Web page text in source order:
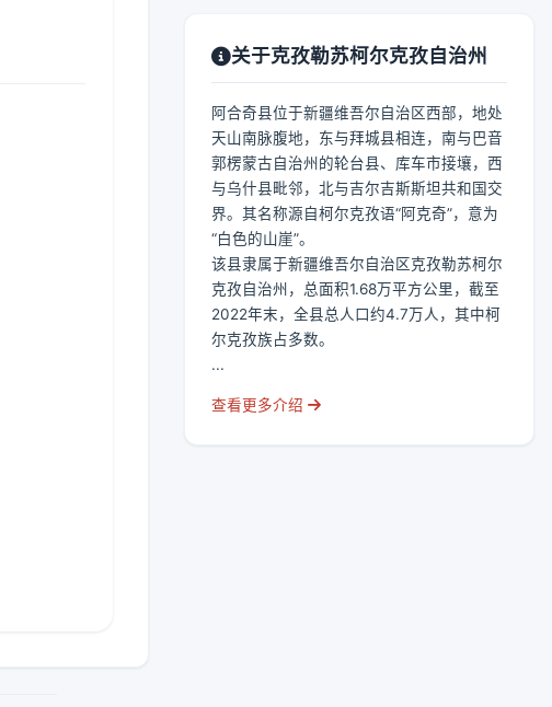
关于克孜勒苏柯尔克孜自治州
阿合奇县位于新疆维吾尔自治区西部，地处
天山南脉腹地，东与拜城县相连，南与巴音
郭楞蒙古自治州的轮台县、库车市接壤，西
与乌什县毗邻，北与吉尔吉斯斯坦共和国交
界。其名称源自柯尔克孜语“阿克奇”，意为
“白色的山崖”。
该县隶属于新疆维吾尔自治区克孜勒苏柯尔
克孜自治州，总面积1.68万平方公里，截至
2022年末，全县总人口约4.7万人，其中柯
尔克孜族占多数。
...
查看更多介绍